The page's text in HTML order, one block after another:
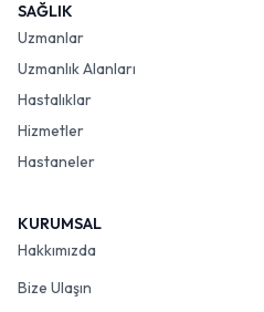
SAĞLIK
Uzmanlar
Uzmanlık Alanları
Hastalıklar
Hizmetler
Hastaneler
KURUMSAL
Hakkımızda
Bize Ulaşın